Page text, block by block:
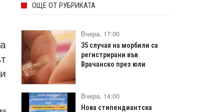
ОЩЕ ОТ РУБРИКАТА
Вчера, 17:00
35 случая на морбили са
регистрирани във
Врачанско през юли
Вчера, 14:00
Нова стипендиантска